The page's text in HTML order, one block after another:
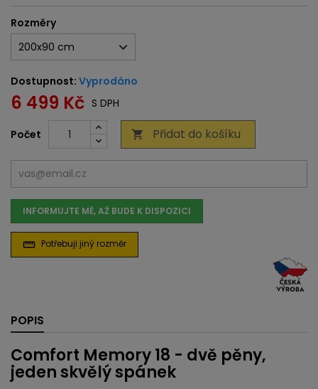
Rozměry
Dostupnost: Vyprodáno
6 499 Kč S DPH
Počet  Přidat do košíku
INFORMUJTE MĚ, AŽ BUDE K DISPOZICI
straighten Potřebuji jiný rozměr
POPIS
Comfort Memory 18 - dvě pěny,
jeden skvělý spánek